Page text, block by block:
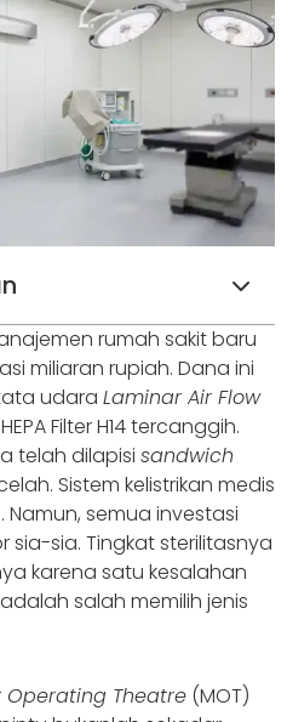
rumah sakit baru
miliaran rupiah. Dana ini
udara Laminar Air Flow
Filter H14 tercanggih.
telah dilapisi sandwich
Sistem kelistrikan medis
semua investasi
sia. Tingkat sterilitasnya
karena satu kesalahan
salah memilih jenis
Operating Theatre (MOT)